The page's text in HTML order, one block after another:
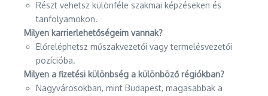
Részt vehetsz különféle szakmai képzéseken és
tanfolyamokon.
Milyen karrierlehetőségeim vannak?
Előreléphetsz műszakvezetői vagy termelésvezetői
pozícióba.
Milyen a fizetési különbség a különböző régiókban?
Nagyvárosokban, mint Budapest, magasabbak a